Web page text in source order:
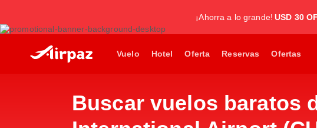
¡Ahorra a lo grande! USD 30
Vuelo Hotel Oferta Reservas Ofertas
Buscar vuelos baratos